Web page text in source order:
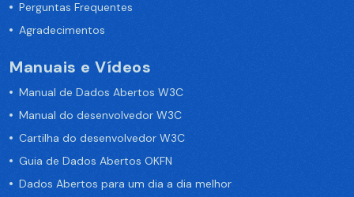
Perguntas Frequentes
Agradecimentos
Manuais e Vídeos
Manual de Dados Abertos W3C
Manual do desenvolvedor W3C
Cartilha do desenvolvedor W3C
Guia de Dados Abertos OKFN
Dados Abertos para um dia a dia melhor